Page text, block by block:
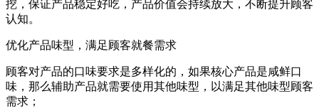
挖，保证产品稳定好吃，产品价值会持续放大，不断提升顾客
认知。
优化产品味型，满足顾客就餐需求
顾客对产品的口味要求是多样化的，如果核心产品是咸鲜口
味，那么辅助产品就需要使用其他味型，以满足其他味型顾客
需求；